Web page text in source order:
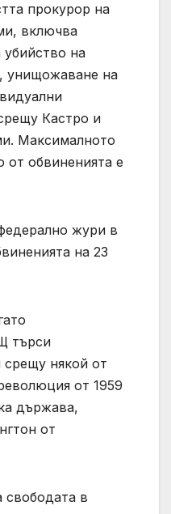
прокурор на
включва
убийство на
унищожаване на
Кастро и
Максималното
от обвиненията е
жури в
на 23
търси
срещу някой от
от 1959
държава,
от
свободата в